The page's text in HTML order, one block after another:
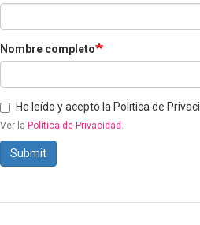
Nombre completo
He leído y acepto la Política de
Ver la Política de Privacidad .
Submit